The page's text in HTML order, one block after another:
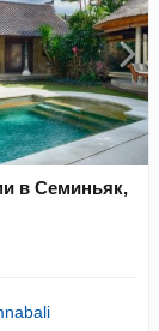
в Семиньяк,